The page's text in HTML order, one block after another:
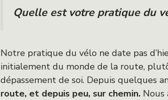
Quelle est votre pratique du
Notre pratique du vélo ne date pas
initialement du monde de la route,
dépassement de soi. Depuis quelques
route, et depuis peu, sur chemin. Nous